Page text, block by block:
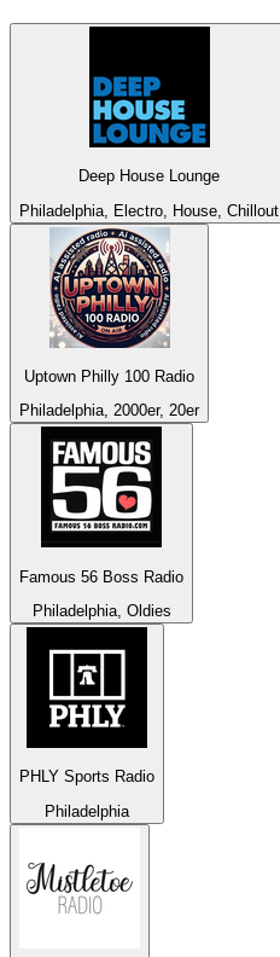
Deep House Lounge
Philadelphia, Electro, House, Chillout
Uptown Philly 100 Radio
Philadelphia, 2000er, 20er
Famous 56 Boss Radio
Philadelphia, Oldies
PHLY Sports Radio
Philadelphia